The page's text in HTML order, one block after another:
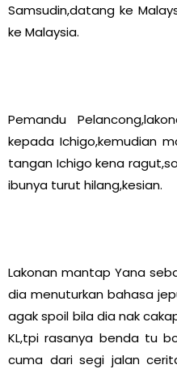
Samsudin,datang ke
ke Malaysia.
Pemandu
kepada Ichigo,kemudian
tangan Ichigo kena
ibunya turut hilang,kesian.
Lakonan mantap Yana
dia menuturkan bahasa
agak spoil bila dia nak
KL,tpi rasanya benda tu
cuma dari segi jalan